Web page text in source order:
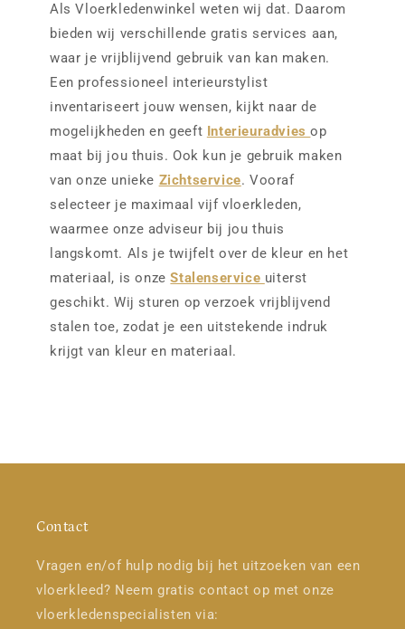
Als Vloerkledenwinkel weten wij dat. Daarom
bieden wij verschillende gratis services aan,
waar je vrijblijvend gebruik van kan maken.
Een professioneel interieurstylist
inventariseert jouw wensen, kijkt naar de
mogelijkheden en geeft Interieuradviesop
maat bij jou thuis. Ook kun je gebruik maken
van onze unieke Zichtservice. Vooraf
selecteer je maximaal vijf vloerkleden,
waarmee onze adviseur bij jou thuis
langskomt. Als je twijfelt over de kleur en het
materiaal, is onzeStalenservice uiterst
geschikt. Wij sturen op verzoek vrijblijvend
stalen toe, zodat je een uitstekende indruk
krijgt van kleur en materiaal.
Contact
Vragen en/of hulp nodig bij het uitzoeken van een
vloerkleed? Neem gratis contact op met onze
vloerkledenspecialisten via: